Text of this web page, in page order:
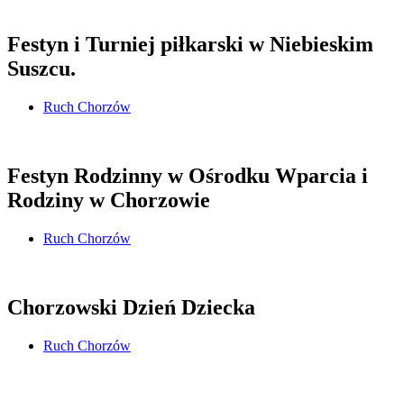
Festyn i Turniej piłkarski w Niebieskim
Suszcu.
Ruch Chorzów
Festyn Rodzinny w Ośrodku Wparcia i
Rodziny w Chorzowie
Ruch Chorzów
Chorzowski Dzień Dziecka
Ruch Chorzów